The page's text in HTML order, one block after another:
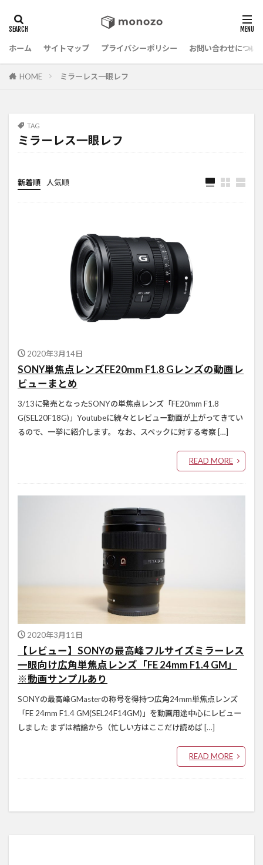
ホーム サイトマップ プライバシーポリシー お問い合わせについ
HOME ミラーレス一眼レフ
TAG
ミラーレス一眼レフ
新着順 人気順
2020年3月14日
SONY単焦点レンズFE20mm F1.8 Gレンズの動画レ
ビューまとめ
3/13に発売となったSONYの単焦点レンズ「FE20mm F1.8
G(SEL20F18G)」Youtubeに続々とレビュー動画が上がってきてい
るので、一挙に紹介します。 なお、スペックに対する考察 […]
READ MORE
2020年3月11日
【レビュー】SONYの最高峰フルサイズミラーレス
一眼向け広角単焦点レンズ「FE 24mm F1.4 GM」
※動画サンプルあり
SONYの最高峰GMasterの称号を得持つ広角24mm単焦点レンズ
「FE 24mm F1.4 GM(SEL24F14GM)」を動画用途中心にレビュー
しました まずは結論から（忙しい方はここだけ読めば […]
READ MORE